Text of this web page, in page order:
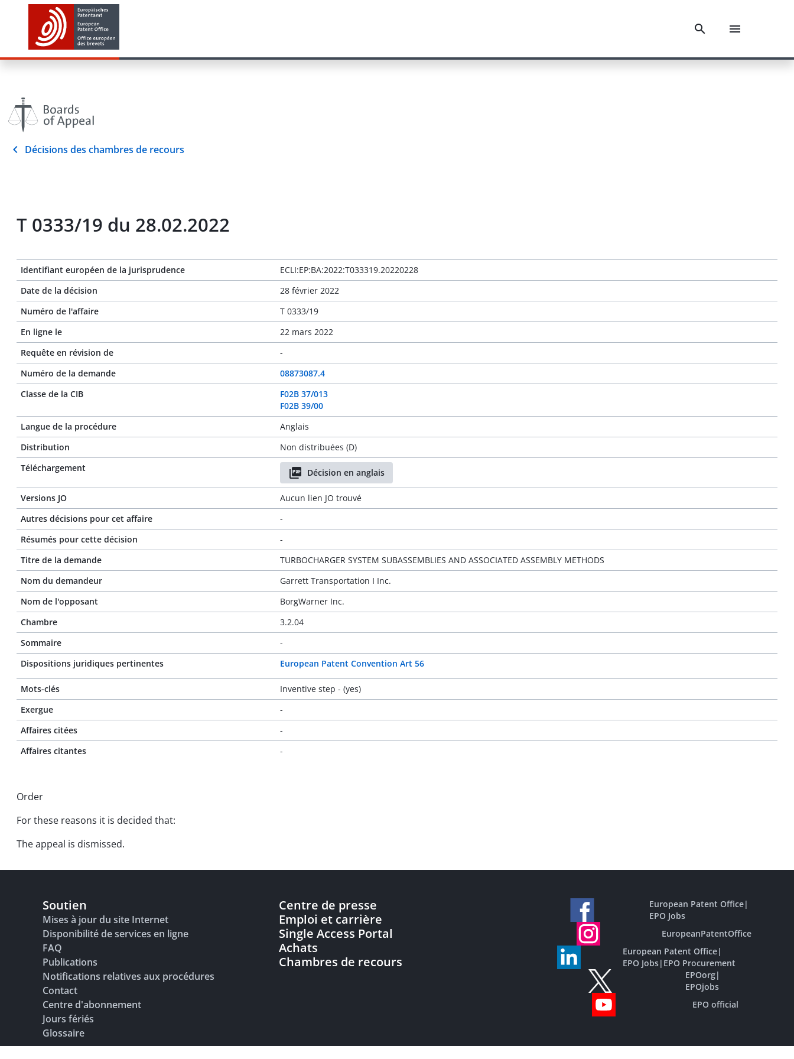
Décisions des chambres de recours
T 0333/19 du 28.02.2022
Identifiant européen de la jurisprudence
ECLI:EP:BA:2022:T033319.20220228
Date de la décision
28 février 2022
Numéro de l'affaire
T 0333/19
En ligne le
22 mars 2022
Requête en révision de
-
Numéro de la demande
08873087.4
Classe de la CIB
F02B 37/013
F02B 39/00
Langue de la procédure
Anglais
Distribution
Non distribuées (D)
Téléchargement
Décision en anglais
Versions JO
Aucun lien JO trouvé
Autres décisions pour cet affaire
-
Résumés pour cette décision
-
Titre de la demande
TURBOCHARGER SYSTEM SUBASSEMBLIES AND ASSOCIATED ASSEMBLY METHODS
Nom du demandeur
Garrett Transportation I Inc.
Nom de l'opposant
BorgWarner Inc.
Chambre
3.2.04
Sommaire
-
Dispositions juridiques pertinentes
European Patent Convention Art 56
Mots-clés
Inventive step - (yes)
Exergue
-
Affaires citées
-
Affaires citantes
-
Order
For these reasons it is decided that:
The appeal is dismissed.
Soutien
Mises à jour du site Internet
Disponibilité de services en ligne
FAQ
Publications
Notifications relatives aux procédures
Contact
Centre d'abonnement
Jours fériés
Glossaire
Centre de presse
Emploi et carrière
Single Access Portal
Achats
Chambres de recours
European Patent Office|
EPO Jobs
EuropeanPatentOffice
European Patent Office|
EPO Jobs| EPO Procurement
EPOorg|
EPOjobs
EPO official